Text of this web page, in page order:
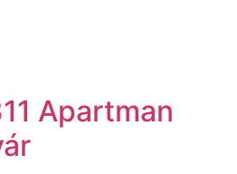
Apartman